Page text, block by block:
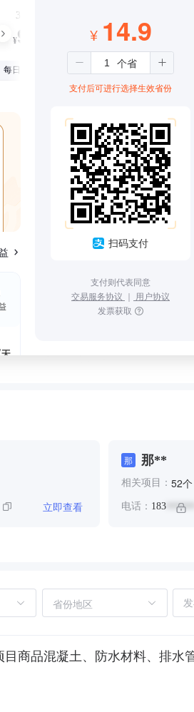
3个月
¥99
每日仅1.08元
¥ 14.9
支付后可进行选择生效省份
扫码支付
支付则代表同意
交易服务协议 ｜ 用户协议
发票获取
立即查看
那 那**
相关项目： 52个
电话： 183******
省份地区
商品混凝土、防水材料、排水